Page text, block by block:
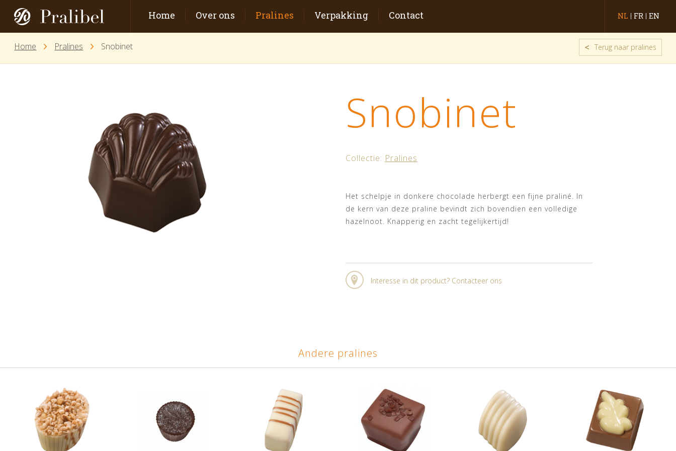
Home Over ons Pralines Verpakking Contact NL FR EN
Home Pralines Snobinet < Terug naar pralines
Snobinet
Collectie: Pralines
Het schelpje in donkere chocolade herbergt een fijne praliné. In
de kern van deze praline bevindt zich bovendien een volledige
hazelnoot. Knapperig en zacht tegelijkertijd!
Interesse in dit product? Contacteer ons
Andere pralines